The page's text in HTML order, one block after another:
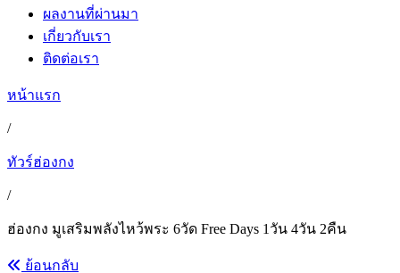
ผลงานที่ผ่านมา
เกี่ยวกับเรา
ติดต่อเรา
หน้าแรก
/
ทัวร์ฮ่องกง
/
ฮ่องกง มูเสริมพลังไหว้พระ 6วัด Free Days 1วัน 4วัน 2คืน
ย้อนกลับ